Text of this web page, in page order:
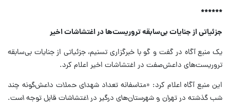
******
جزئیاتی از جنایات بی‌سابقه تروریست‌ها در اغتشاشات اخیر
یک منبع آگاه در گفت و گو با خبرگزاری تسنیم، جزئیاتی از جنایات بی‌سابقه
تروریست‌های داعش‌صفت در اغتشاشات اخیر اعلام کرد.
این منبع آگاه اعلام کرد: «متاسفانه تعداد شهدای حملات داعش‌گونه چند
شب گذشته در تهران و شهرستان‌های درگیر در اغتشاشات قابل توجه است.